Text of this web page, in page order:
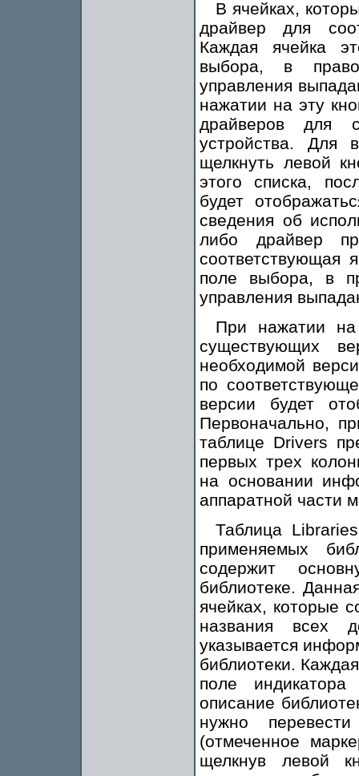
В ячейках,
драйвер для
Каждая ячейка
выбора, в
управления
нажатии на эту
драйверов для
устройства. Для
щелкнуть левой
этого списка,
будет
сведения об
либо драйвер
соответствующая
поле выбора, в
управления
При нажатии на
существующих
необходимой
по
версии будет
Первоначально,
таблице Drivers
первых трех
на основании
аппаратной части
Таблица
применяемых
содержит
библиотеке.
ячейках, которые
названия всех
указывается
библиотеки.
поле
описание
нужно
(отмеченное
щелкнув левой